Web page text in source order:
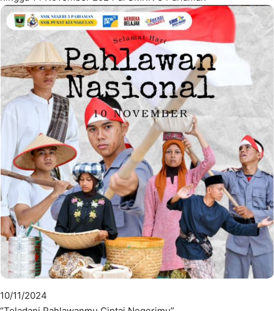
10/11/2024